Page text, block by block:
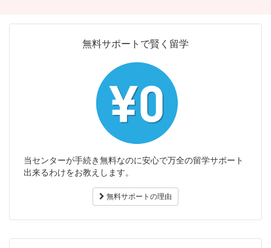
無料サポートで賢く留学
当センターが手続き無料なのに安心で万全の留学サポート
出来るわけをお教えします。
無料サポートの理由